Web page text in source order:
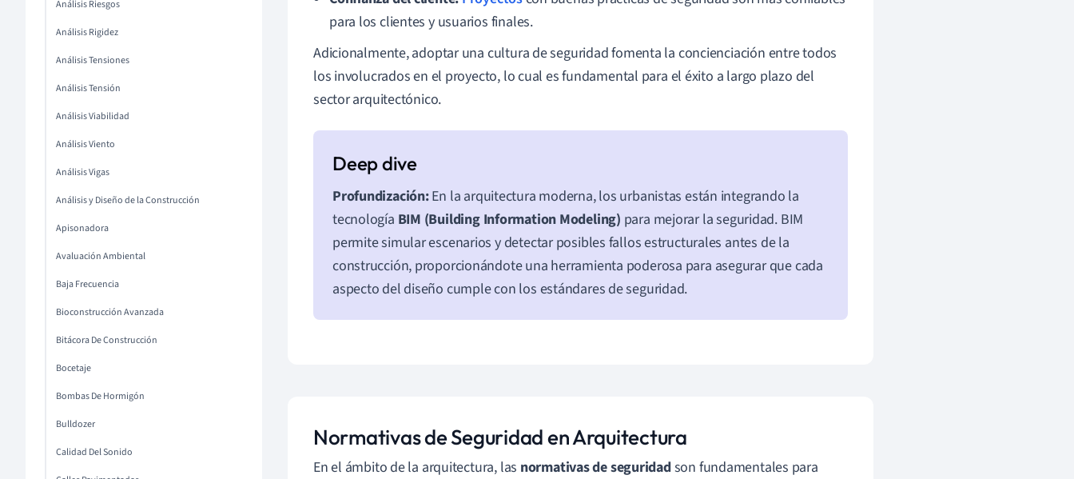
Análisis Riesgos
Análisis Rigidez
Análisis Tensiones
Análisis Tensión
Análisis Viabilidad
Análisis Viento
Análisis Vigas
Análisis y Diseño de la Construcción
Apisonadora
Avaluación Ambiental
Baja Frecuencia
Bioconstrucción Avanzada
Bitácora De Construcción
Bocetaje
Bombas De Hormigón
Bulldozer
Calidad Del Sonido
para los clientes y usuarios finales.
Adicionalmente, adoptar una cultura de seguridad fomenta la concienciación entre todos
los involucrados en el proyecto, lo cual es fundamental para el éxito a largo plazo del
sector arquitectónico.
Profundización:En la arquitectura moderna, los urbanistas están integrando la
tecnología BIM (Building Information Modeling) para mejorar la seguridad. BIM
permite simular escenarios y detectar posibles fallos estructurales antes de la
construcción, proporcionándote una herramienta poderosa para asegurar que cada
aspecto del diseño cumple con los estándares de seguridad.
Normativas de Seguridad en Arquitectura
En el ámbito de la arquitectura, las normativas de seguridadson fundamentales para